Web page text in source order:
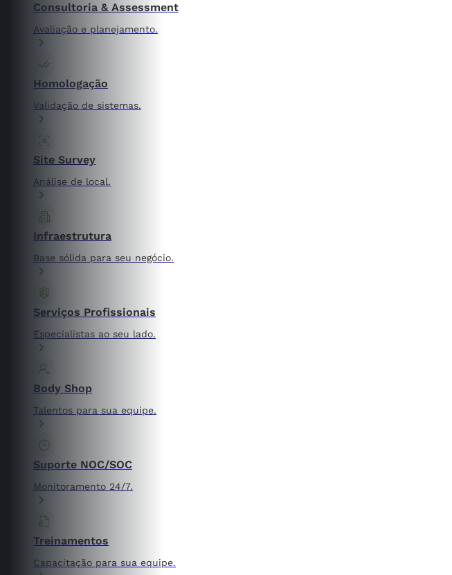
Consultoria & Assessment
Avaliação e planejamento.
Homologação
Validação de sistemas.
Site Survey
Análise de local.
Infraestrutura
Base sólida para seu negócio.
Serviços Profissionais
Especialistas ao seu lado.
Body Shop
Talentos para sua equipe.
Suporte NOC/SOC
Monitoramento 24/7.
Treinamentos
Capacitação para sua equipe.